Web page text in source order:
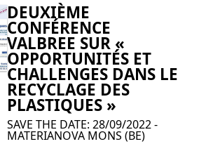
DEUXIÈME
CONFÉRENCE
VALBREE SUR «
OPPORTUNITÉS ET
CHALLENGES DANS LE
RECYCLAGE DES
PLASTIQUES »
SAVE THE DATE: 28/09/2022 -
MATERIANOVA MONS (BE)